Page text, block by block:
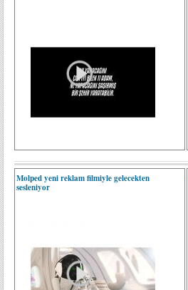
Molped yeni reklam filmiyle gelecekten
sesleniyor